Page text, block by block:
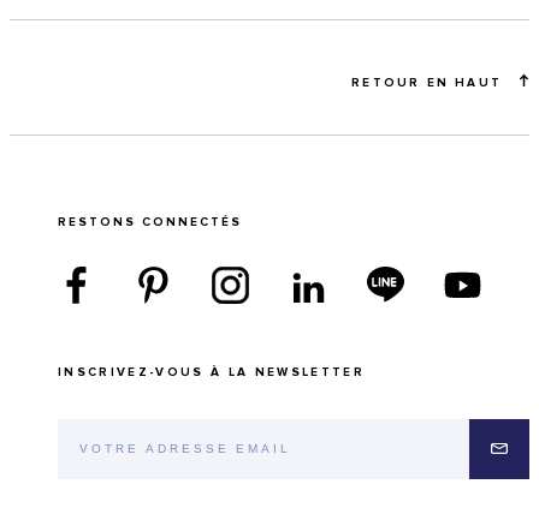
RETOUR EN HAUT
RESTONS CONNECTÉS
INSCRIVEZ-VOUS À LA NEWSLETTER